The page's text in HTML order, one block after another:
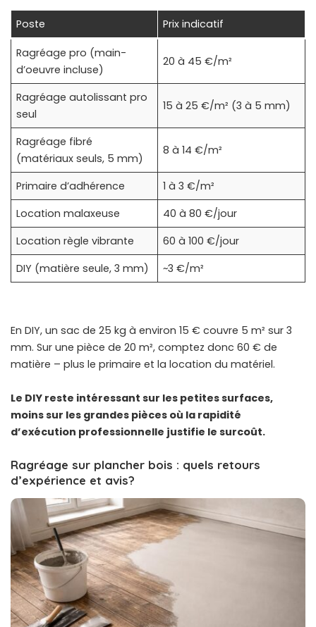
Poste Prix indicatif
Ragréage pro (main-
d’oeuvre incluse)
20 à 45 €/m²
Ragréage autolissant pro
seul
15 à 25 €/m² (3 à 5 mm)
Ragréage fibré
(matériaux seuls, 5 mm)
8 à 14 €/m²
Primaire d’adhérence
1 à 3 €/m²
Location malaxeuse
40 à 80 €/jour
Location règle vibrante
60 à 100 €/jour
DIY (matière seule, 3 mm)
~3 €/m²
En DIY, un sac de 25 kg à environ 15 € couvre 5 m² sur 3
mm. Sur une pièce de 20 m², comptez donc 60 € de
matière – plus le primaire et la location du matériel.
Le DIY reste intéressant sur les petites surfaces,
moins sur les grandes pièces où la rapidité
d’exécution professionnelle justifie le surcoût.
Ragréage sur plancher bois : quels retours
d’expérience et avis?